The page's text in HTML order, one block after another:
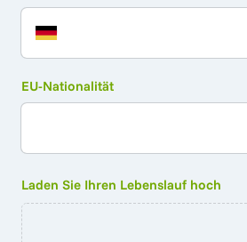
EU-Nationalität
Laden Sie Ihren Lebenslauf hoch
Required.